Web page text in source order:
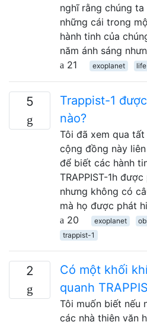
nghĩ rằng chúng
những cái trong
hành tinh của
năm ánh sáng
21
exoplanet life
5
Trappist-1
nào?
Tôi đã xem qua
cộng đồng này liên
để biết các hành
TRAPPIST-1h
nhưng không có
mà họ được phát
20
exoplanet
trappist-1
2
Có một khối
quanh
Tôi muốn biết nếu
các nhà thiên văn